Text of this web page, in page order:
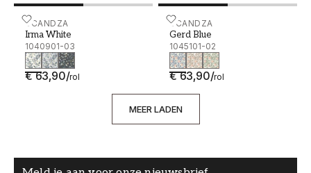
SCANDZA
Irma White
1040901-03
€ 63,90/rol
Irma White - 1040901-03 SCANDZA
Gerd Blue
1045101-02
€ 63,90/rol
Gerd Blue - 1045101-02
MEER LADEN